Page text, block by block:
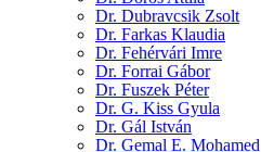
Dr. Dubravcsik Zsolt
Dr. Farkas Klaudia
Dr. Fehérvári Imre
Dr. Forrai Gábor
Dr. Fuszek Péter
Dr. G. Kiss Gyula
Dr. Gál István
Dr. Gemal E. Mohamed